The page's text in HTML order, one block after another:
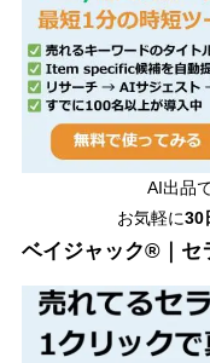
AI出品
お気軽に30
ベイジャック®｜セ